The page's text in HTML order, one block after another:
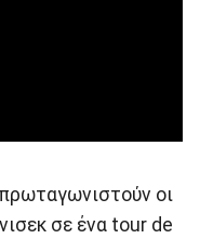
οι
σε ένα tour de